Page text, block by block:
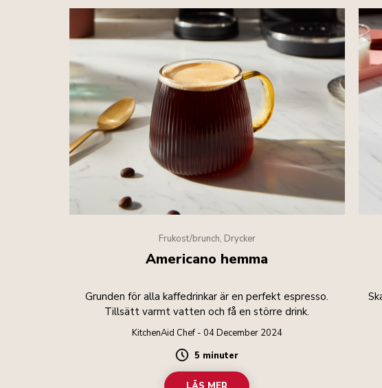
Frukost/brunch, Drycker
Americano hemma
Grunden för alla kaffedrinkar är en perfekt espresso.
Tillsätt varmt vatten och få en större drink.
KitchenAid Chef - 04 December 2024
Duration
5 minuter